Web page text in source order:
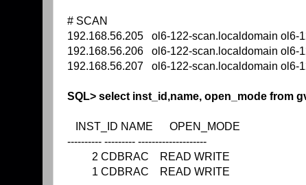
# SCAN
192.168.56.205 ol6-122-scan.localdomain ol6-
192.168.56.206 ol6-122-scan.localdomain ol6-
192.168.56.207 ol6-122-scan.localdomain ol6-
SQL> select inst_id,name, open_mode from
INST_ID NAME OPEN_MODE
---------- --------- --------------------
2 CDBRAC READ WRITE
1 CDBRAC READ WRITE